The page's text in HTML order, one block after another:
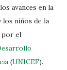
avances en la
los niños de la
por el
(UNICEF).